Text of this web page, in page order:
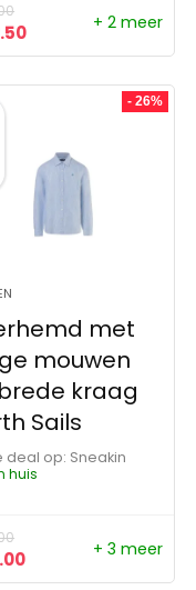
prijs
Huidige prijs is:
+ 2 meer
- 26%
met
mouwen
kraag
Sails
deal op:
Sneakin
huis
prijs
Huidige prijs is:
+ 3 meer